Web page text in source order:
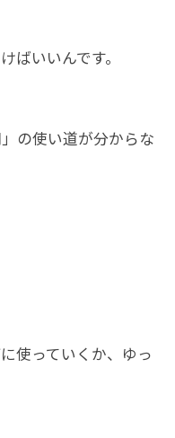
ばいいんです。
の使い道が分からな
使っていくか、ゆっ